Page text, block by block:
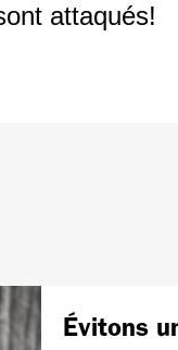
attaqués!
Évitons